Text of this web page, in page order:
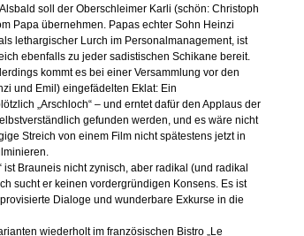
soll der Oberschleimer Karli (schön: Christoph
Papa übernehmen. Papas echter Sohn Heinzi
lethargischer Lurch im Personalmanagement, ist
ebenfalls zu jeder sadistischen Schikane bereit.
kommt es bei einer Versammlung vor den
und Emil) eingefädelten Eklat: Ein
„Arschloch“ – und erntet dafür den Applaus der
gefunden werden, und es wäre nicht
Streich von einem Film nicht spätestens jetzt in
ist Brauneis nicht zynisch, aber radikal (und radikal
sucht er keinen vordergründigen Konsens. Es ist
Dialoge und wunderbare Exkurse in die
wiederholt im französischen Bistro „Le